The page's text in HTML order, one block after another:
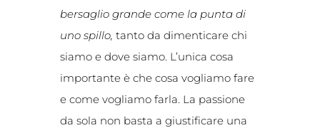
bersaglio grande come la punta di
uno spillo, tanto da dimenticare chi
siamo e dove siamo. L’unica cosa
importante è che cosa vogliamo fare
e come vogliamo farla. La passione
da sola non basta a giustificare una